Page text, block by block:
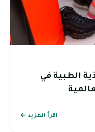
الطبية في
اقرأ المزيد ←